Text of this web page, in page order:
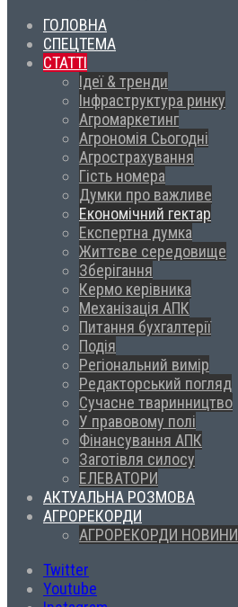
ГОЛОВНА
СПЕЦТЕМА
СТАТТІ
Ідеї & тренди
Інфраструктура ринку
Агромаркетинг
Агрономія Сьогодні
Агрострахування
Гість номера
Думки про важливе
Економічний гектар
Експертна думка
Життєве середовище
Зберігання
Кермо керівника
Механізація АПК
Питання бухгалтерії
Подія
Регіональний вимір
Редакторський погляд
Сучасне тваринництво
У правовому полі
Фінансування АПК
Заготівля силосу
ЕЛЕВАТОРИ
АКТУАЛЬНА РОЗМОВА
АГРОРЕКОРДИ
АГРОРЕКОРДИ НОВИНИ
Twitter
Youtube